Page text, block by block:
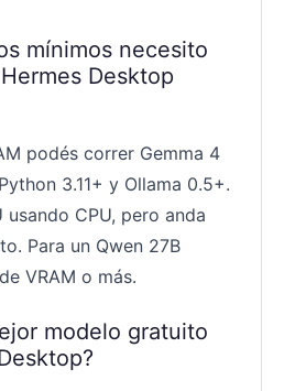
mínimos necesito
Desktop
podés correr Gemma 4
3.11+ y Ollama 0.5+.
usando CPU, pero anda
Para un Qwen 27B
VRAM o más.
modelo gratuito